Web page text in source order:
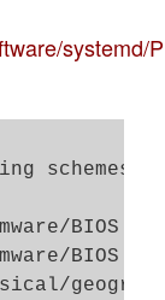
systemd/
schemes
BIOS
BIOS